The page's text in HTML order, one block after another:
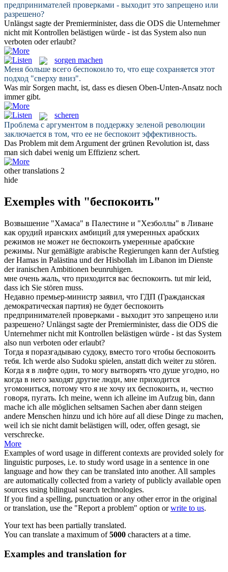
предпринимателей проверками - выходит это запрещено или
разрешено?
Unlängst sagte der Premierminister, dass die ODS die Unternehmer
nicht mit Kontrollen belästigen würde - ist das System also nun
verboten oder erlaubt?
sorgen machen
Меня больше всего беспокоило то, что еще сохраняется этот
подход "сверху вниз".
Was mir Sorgen macht, ist, dass es diesen Oben-Unten-Ansatz noch
immer gibt.
scheren
Проблема с аргументом в поддержку зеленой революции
заключается в том, что ее не беспокоит эффективность.
Das Problem mit dem Argument der grünen Revolution ist, dass
man sich dabei wenig um Effizienz schert.
other translations 2
hide
Exemples with "беспокоить"
Возвышение "Хамаса" в Палестине и "Хезболлы" в Ливане
как орудий иранских амбиций для умеренных арабских
режимов не может не беспокоить умеренные арабские
режимы. Nur gemäßigte arabische Regierungen kann der Aufstieg
der Hamas in Palästina und der Hisbollah im Libanon im Dienste
der iranischen Ambitionen beunruhigen.
мне очень жаль, что приходится вас беспокоить. tut mir leid,
dass ich Sie stören muss.
Недавно премьер-министр заявил, что ГДП (Гражданская
демократическая партия) не будет беспокоить
предпринимателей проверками - выходит это запрещено или
разрешено? Unlängst sagte der Premierminister, dass die ODS die
Unternehmer nicht mit Kontrollen belästigen würde - ist das System
also nun verboten oder erlaubt?
Тогда я поразгадываю судоку, вместо того чтобы беспокоить
тебя. Ich werde also Sudoku spielen, anstatt dich weiter zu stören.
Когда я в лифте один, то могу вытворять что душе угодно, но
когда в него заходят другие люди, мне приходится
угомониться, потому что я не хочу их беспокоить, и, честно
говоря, пугать. Ich meine, wenn ich alleine im Aufzug bin, dann
mache ich alle möglichen seltsamen Sachen aber dann steigen
andere Menschen hinzu und ich höre auf all diese Dinge zu machen,
weil ich sie nicht damit belästigen will, oder, offen gesagt, sie
verschrecke.
More
Examples of word usage in different contexts are provided solely for
linguistic purposes, i.e. to study word usage in a sentence in one
language and how they can be translated into another. All samples
are automatically collected from a variety of publicly available open
sources using bilingual search technologies.
If you find a spelling, punctuation or any other error in the original
or translation, use the "Report a problem" option orwrite to us.
Your text has been partially translated.
You can translate a maximum of5000 characters at a time.
Examples and translation for